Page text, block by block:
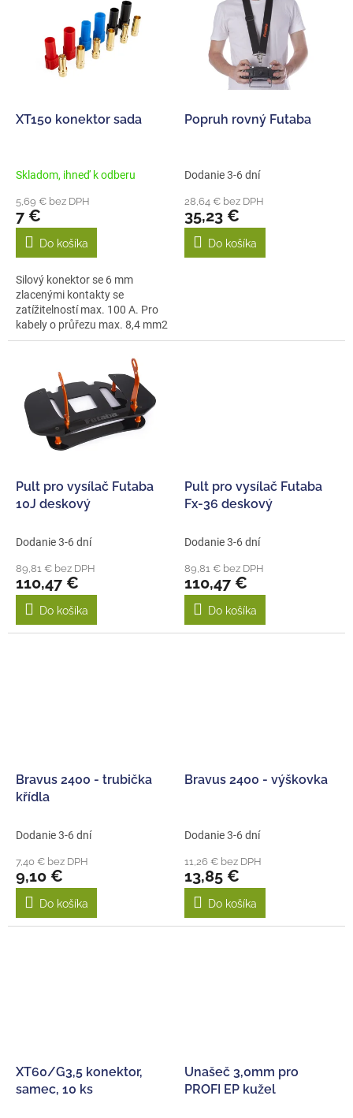
dXT150 konektor sada
Skladom, ihneď k odberu
5,69 € bez DPH
7 €
Do košíka
Silový konektor se 6 mm
zlacenými kontakty se
zatížitelností max. 100 A. Pro
kabely o průřezu max. 8,4 mm2
(8AWG)....
Popruh rovný Futaba
Dodanie 3-6 dní
28,64 € bez DPH
35,23 €
Do košíka
Pult pro vysílač Futaba
10J deskový
Dodanie 3-6 dní
89,81 € bez DPH
110,47 €
Do košíka
Pult pro vysílač Futaba
Fx-36 deskový
Dodanie 3-6 dní
89,81 € bez DPH
110,47 €
Do košíka
Bravus 2400 - trubička
křídla
Dodanie 3-6 dní
7,40 € bez DPH
9,10 €
Do košíka
Bravus 2400 - výškovka
Dodanie 3-6 dní
11,26 € bez DPH
13,85 €
Do košíka
XT60/G3,5 konektor,
samec, 10 ks
Unašeč 3,0mm pro
PROFI EP kužel